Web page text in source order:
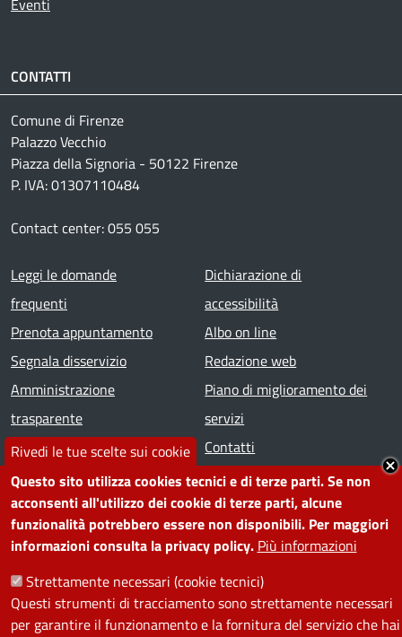
Rivedi le tue scelte sui cookie
Questo sito utilizza cookies tecnici e di terze parti. Se non
acconsenti all'utilizzo dei cookie di terze parti, alcune
funzionalità potrebbero essere non disponibili. Per maggiori
informazioni consulta la privacy policy. Più informazioni
Strettamente necessari (cookie tecnici)
Questi strumenti di tracciamento sono strettamente necessari
per garantire il funzionamento e la fornitura del servizio che hai
Eventi
CONTATTI
Comune di Firenze
Palazzo Vecchio
Piazza della Signoria - 50122 Firenze
P. IVA: 01307110484
Contact center: 055 055
Footer menu
Leggi le domande
frequenti
Prenota appuntamento
Segnala disservizio
Amministrazione
trasparente
Note legali
Dichiarazione di
accessibilità
Albo on line
Redazione web
Piano di miglioramento dei
servizi
Contatti
SEGUICI SU
Facebook
Instagram
YouTubeTelegram
WhatsApp
TwitterLinkedin
PRIVACY